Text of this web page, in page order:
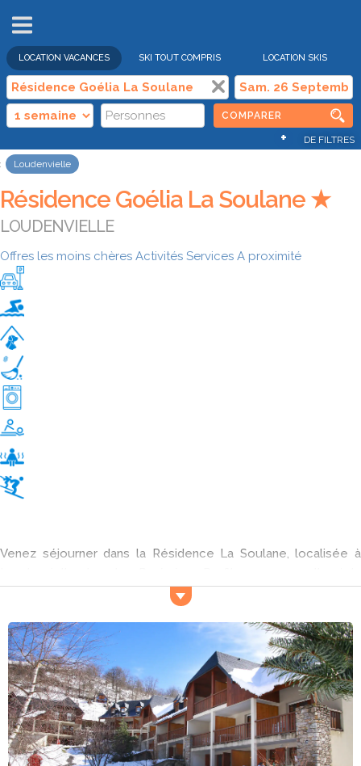
LOCATION VACANCES SKI TOUT COMPRIS LOCATION SKIS
COMPARER
+ DE FILTRES
Loudenvielle
Résidence Goélia La Soulane ★
LOUDENVIELLE
Offres les moins chères Activités Services A proximité
Venez séjourner dans la Résidence La Soulane, localisée à
découverte de la région et de ses plus beaux sites. Les
surtout pas le Massif du Néouvielle, la vallée du Louron et le
Pic du Jer !
Activités et services
Sur le plan sportif vous pourrez vous adonner à la
gymnastique. Si vous préférez nager, la résidence est pourvue
d'une piscine extérieure chauffée. Une fois votre séance de